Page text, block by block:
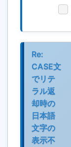
Re:
CASE文
でリテ
ラル返
却時の
日本語
文字の
表示不